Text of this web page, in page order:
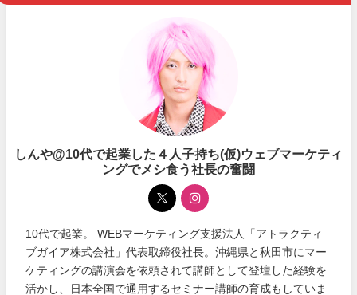
しんや@10代で起業した４人子持ち(仮)ウェブマーケティ
ングでメシ食う社長の奮闘
10代で起業。 WEBマーケティング支援法人「アトラクティ
ブガイア株式会社」代表取締役社長。沖縄県と秋田市にマー
ケティングの講演会を依頼されて講師として登壇した経験を
活かし、日本全国で通用するセミナー講師の育成もしていま